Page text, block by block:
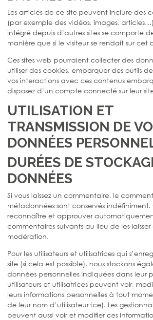
Les articles de ce site peuvent inclure des
(par exemple des vidéos, images,
intégré depuis d’autres sites se comporte
manière que si le visiteur se rendait sur cet
Ces sites web pourraient collecter des
utiliser des cookies, embarquer des outils de
vos interactions avec ces contenus
disposez d’un compte connecté sur leur
UTILISATION ET
TRANSMISSION DE
DONNÉES
DURÉES DE
DONNÉES
Si vous laissez un commentaire, le
métadonnées sont conservés
reconnaître et approuver
commentaires suivants au lieu de les
modération.
Pour les utilisateurs et utilisatrices qui
site (si cela est possible), nous stockons
données personnelles indiquées dans leur
utilisateurs et utilisatrices peuvent voir,
leurs informations personnelles à tout
de leur nom d’utilisateur·ice). Les
peuvent aussi voir et modifier ces